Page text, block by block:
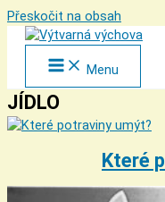
Přeskočit na obsah
Menu
JÍDLO
Které